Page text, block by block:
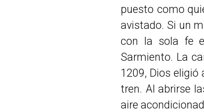
puesto como
avistado. Si un
con la sola fe
Sarmiento. La
1209, Dios
tren. Al abrirse
aire